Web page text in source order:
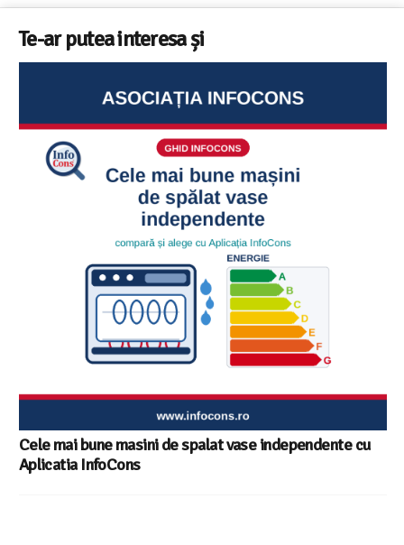
Te-ar putea interesa și
Cele mai bune masini de spalat vase independente cu
Aplicatia InfoCons